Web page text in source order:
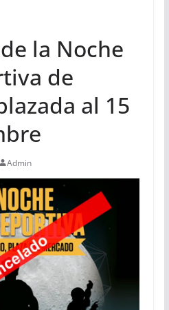
la Noche
de
al 15
Admin